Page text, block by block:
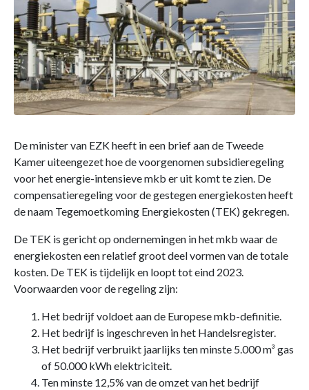
De minister van EZK heeft in een brief aan de Tweede
Kamer uiteengezet hoe de voorgenomen subsidieregeling
voor het energie-intensieve mkb er uit komt te zien. De
compensatieregeling voor de gestegen energiekosten heeft
de naam Tegemoetkoming Energiekosten (TEK) gekregen.
De TEK is gericht op ondernemingen in het mkb waar de
energiekosten een relatief groot deel vormen van de totale
kosten. De TEK is tijdelijk en loopt tot eind 2023.
Voorwaarden voor de regeling zijn:
Het bedrijf voldoet aan de Europese mkb-definitie.
Het bedrijf is ingeschreven in het Handelsregister.
Het bedrijf verbruikt jaarlijks ten minste 5.000 m³ gas
of 50.000 kWh elektriciteit.
Ten minste 12,5% van de omzet van het bedrijf